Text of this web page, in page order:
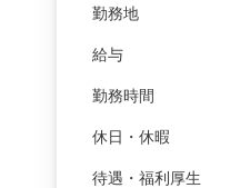
勤務地
給与
勤務時間
休日・休暇
待遇・福利厚生